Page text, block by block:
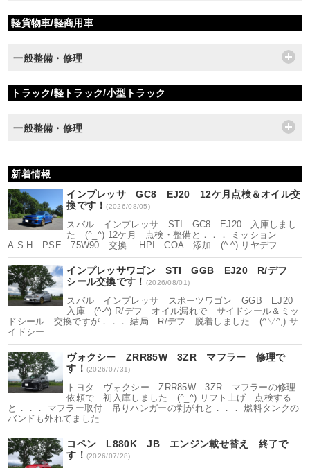
軽貨物車/軽商用車
一般整備・修理
トラック/軽トラック/小型トラック
一般整備・修理
新着情報
インプレッサ GC8 EJ20 12ケ月点検＆オイル交
換です！(2026/08/05)
スバル インプレッサ STI GC8 EJ20 入庫しまし
た (^_^) 12ケ月 点検・整備と．．． ミッション
A.S.H PSE 75W90 交換 HPI COA 添加 (^.^) リヤデフ
インプレッサワゴン STI GGB EJ20 R/デフ
シール交換です！ (2026/08/01)
スバル インプレッサ スポーツワゴン GGB EJ20
入庫 (^-^) R/デフ オイル漏れで サイドシール＆ミッ
ドシール 交換ですが．．． 結局 R/デフ 脱着しました (^▽^;) サ
イドシー
ヴォクシー ZRR85W 3ZR マフラー 修理で
す！ (2026/07/31)
トヨタ ヴォクシー ZRR85W 3ZR マフラーの修理
依頼で 初入庫しました (^_^) リフト上げ 点検する
と．．． マフラー取付 吊りハンガーの剥がれと．．． 燃料タンクの
バンドも外れてました
コペン L880K JB エンジン載せ替え 終了で
す！ (2026/07/28)